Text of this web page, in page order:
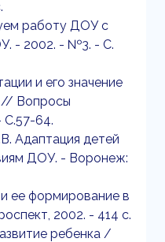
работу ДОУ с
- 2002. - №3. - С.
и его значение
// Вопросы
С.57-64.
Адаптация детей
ДОУ. - Воронеж:
ее формирование в
2002. - 414 с.
ребенка /